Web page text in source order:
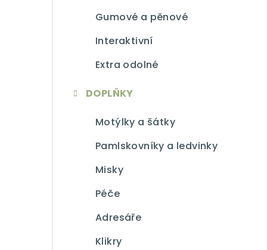
Gumové a pěnové
Interaktivní
Extra odolné
DOPLŇKY
Motýlky a šátky
Pamlskovníky a ledvinky
Misky
Péče
Adresáře
Klikry